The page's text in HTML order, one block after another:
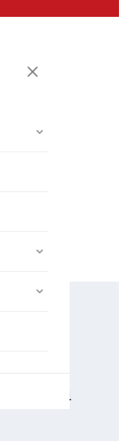
II